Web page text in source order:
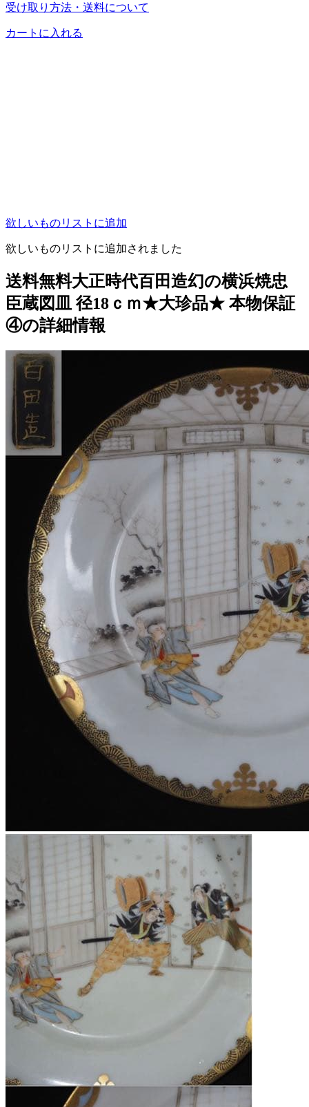
受け取り方法・送料について
カートに入れる
欲しいものリストに追加
欲しいものリストに追加されました
送料無料大正時代百田造幻の横浜焼忠
臣蔵図皿 径18ｃｍ★大珍品★ 本物保証
④の詳細情報